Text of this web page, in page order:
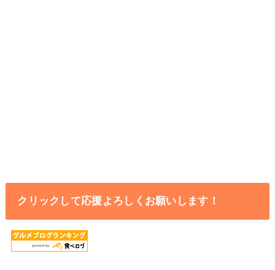
クリックして応援よろしくお願いします！